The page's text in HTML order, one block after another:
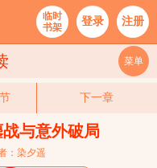
临时
书架
登录 注册
菜单
下一章
与意外破局
：染夕遥